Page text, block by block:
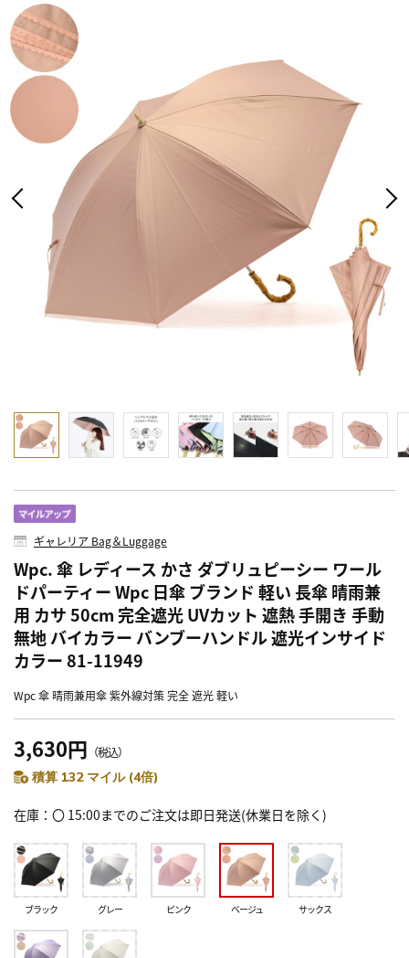
ギャレリア Bag＆Luggage
Wpc. 傘 レディース かさ ダブリュピーシー ワール
ドパーティー Wpc 日傘 ブランド 軽い 長傘 晴雨兼
用 カサ 50cm 完全遮光 UVカット 遮熱 手開き 手動
無地 バイカラー バンブーハンドル 遮光インサイド
カラー 81-11949
Wpc 傘 晴雨兼用傘 紫外線対策 完全 遮光 軽い
3,630円 （税込）
積算 132 マイル (4倍)
在庫 〇 15:00までのご注文は即日発送(休業日を除く)
ブラック グレー ピンク ベージュ サックス